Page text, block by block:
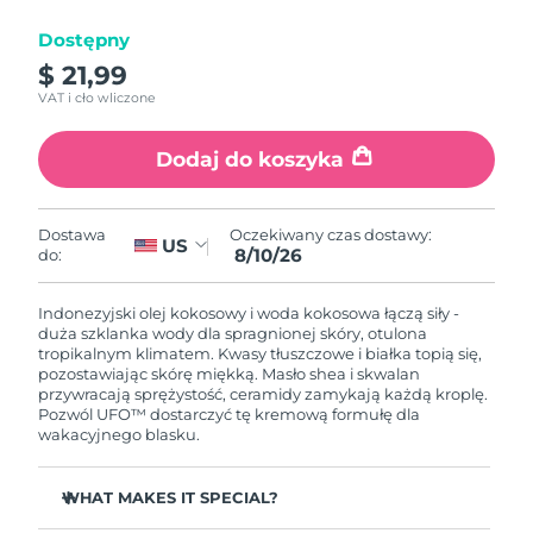
Dostępny
$ 21,99
VAT i cło wliczone
Dodaj do koszyka
Dostawa
do:
US Oczekiwany czas dostawy:
8/10/26
Indonezyjski olej kokosowy i woda kokosowa łączą siły -
duża szklanka wody dla spragnionej skóry, otulona
tropikalnym klimatem. Kwasy tłuszczowe i białka topią się,
pozostawiając skórę miękką. Masło shea i skwalan
przywracają sprężystość, ceramidy zamykają każdą kroplę.
Pozwól UFO™ dostarczyć tę kremową formułę dla
wakacyjnego blasku.
WHAT MAKES IT SPECIAL?
Izrael
Włochy
8/9/26
Oczekiwany czas dostawy
8/12/26
Jersey
Oczekiwany czas dostawy
8/14/26
Kazachstan
Oczekiwany czas dostawy
8/11/26
Kuwejt
Oczekiwany czas dostawy
Oczekiwany czas dostawy